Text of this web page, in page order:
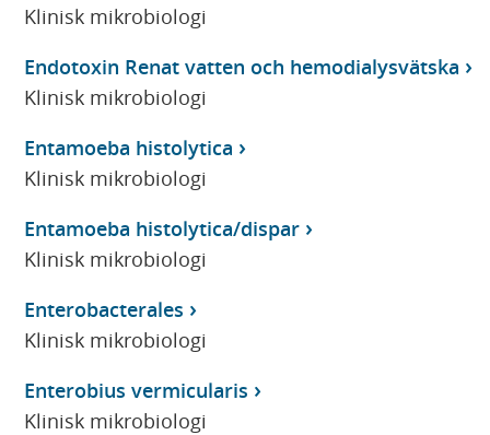
Klinisk mikrobiologi
Endotoxin Renat vatten och hemodialysvätska
Klinisk mikrobiologi
Entamoeba histolytica
Klinisk mikrobiologi
Entamoeba histolytica/dispar
Klinisk mikrobiologi
Enterobacterales
Klinisk mikrobiologi
Enterobius vermicularis
Klinisk mikrobiologi